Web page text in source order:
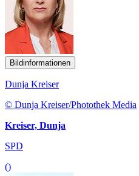
Bildinformationen
Dunja Kreiser
© Dunja Kreiser/Photothek Media
Kreiser, Dunja
SPD
()